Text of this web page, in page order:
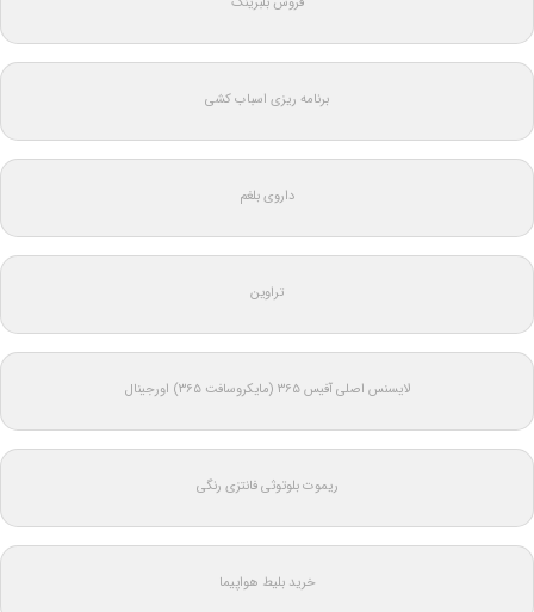
برنامه ریزی اسباب کشی
داروی بلغم
تراوین
لایسنس اصلی آفیس ۳۶۵ (مایکروسافت ۳۶۵) اورجینال
ریموت بلوتوثی فانتزی رنگی
خرید بلیط هواپیما